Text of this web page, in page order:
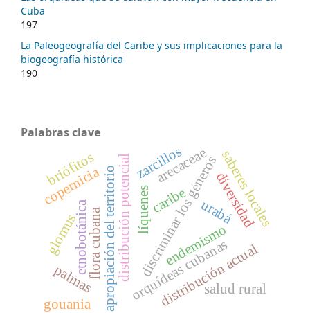
Cuba
197
La Paleogeografía del Caribe y sus implicaciones para la
biogeografía histórica
190
Palabras clave
orquídeas cubanas
discriminar los géneros
distribución actual
distribución potencial caribe
endemismo
líquenes
apropiación del territorio saberes locales
flora cubana
etnobotánica
salud rural
urabá
arecaceae
copernicia
palmas
briófitos
diversidad
glomus
gouania
zarcillos